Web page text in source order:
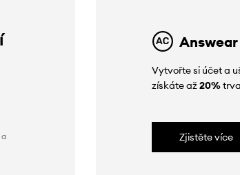
Vytvořte si účet a
získáte až20%
Zjistěte více